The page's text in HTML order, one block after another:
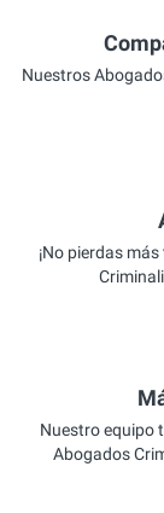
Nuestros
¡No pierdas
Nuestro equipo
Abogados